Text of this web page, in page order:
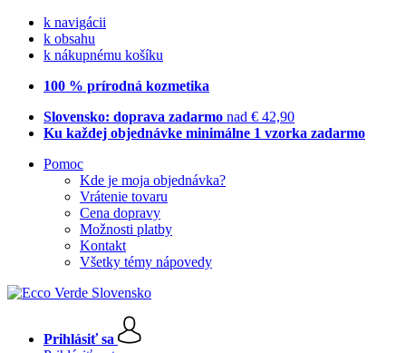
k navigácii
k obsahu
k nákupnému košíku
100 % prírodná kozmetika
Slovensko: doprava zadarmo nad € 42,90
Ku každej objednávke minimálne 1 vzorka zadarmo
Pomoc
Kde je moja objednávka?
Vrátenie tovaru
Cena dopravy
Možnosti platby
Kontakt
Všetky témy nápovedy
Prihlásiť sa